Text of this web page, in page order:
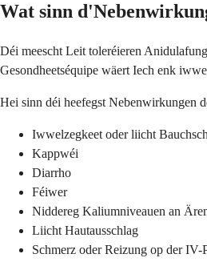
Wat sinn
Déi meescht Leit toleréieren
Gesondheetséquipe wäert Iech enk
Hei sinn déi heefegst Nebenwirkungen
Iwwelzegkeet oder liicht
Kappwéi
Diarrho
Féiwer
Niddereg Kaliumniveauen an
Liicht Hautausschlag
Schmerz oder Reizung op der IV-